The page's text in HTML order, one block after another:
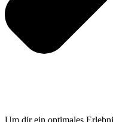
Um dir ein optimales